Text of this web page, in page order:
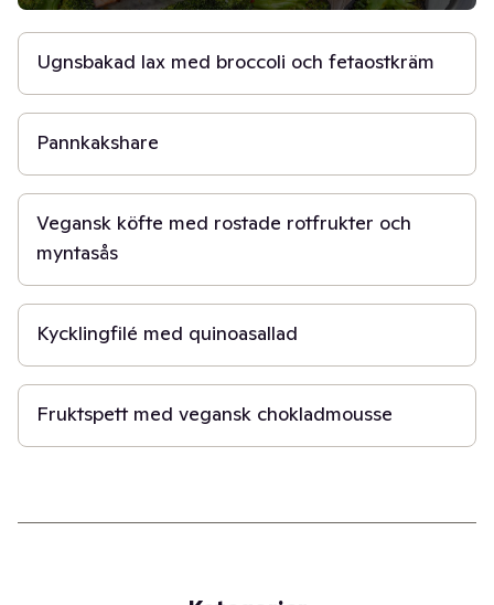
30 min
Ugnsbakad lax med broccoli och fetaostkräm
20 min
Pannkakshare
40 min
Vegansk köfte med rostade rotfrukter och
myntasås
30 min
Kycklingfilé med quinoasallad
20 min
Fruktspett med vegansk chokladmousse